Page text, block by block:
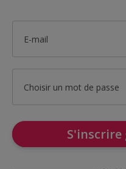
E-mail
Choisir un mot de passe